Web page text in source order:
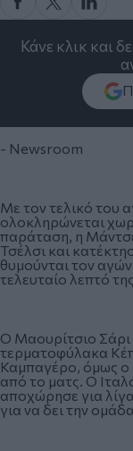
Κάνε κλικ και
- Newsroom
Με τον τελικό του
ολοκληρώνεται
παράταση, η
Τσέλσι και
θυμούνται τον
τελευταίο λεπτό
Ο Μαουρίτσιο Σάρι
τερματοφύλακα
Καμπαγέρο, όμως ο
από το ματς. Ο
αποχώρησε για
για να δει την